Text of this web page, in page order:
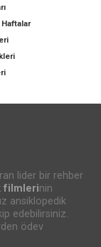
lider bir rehber
filmlerinin
ansiklopedik
edebilirsiniz.
ödev